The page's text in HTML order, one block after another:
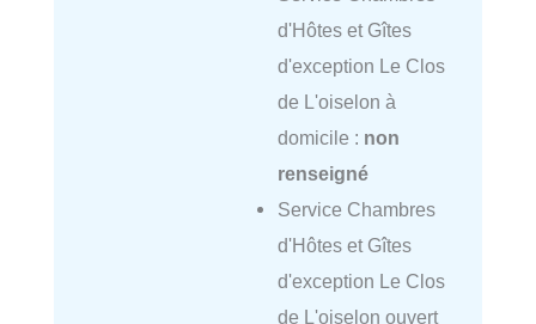
d'Hôtes et Gîtes
d'exception Le Clos
de L'oiselon à
domicile : non
renseigné
Service Chambres
d'Hôtes et Gîtes
d'exception Le Clos
de L'oiselon ouvert